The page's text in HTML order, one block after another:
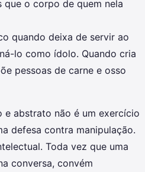
que o corpo de quem nela
quando deixa de servir ao
lo como ídolo. Quando cria
pessoas de carne e osso
e abstrato não é um exercício
defesa contra manipulação.
Toda vez que uma
conversa, convém